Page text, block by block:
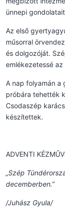
ünnepi
Az első
műsorral
és dolgozóját.
emlékezetessé
A nap folyamán a
próbára tehették
Csodaszép
készítettek.
ADVENTI
„Szép
decemberben.”
/Juhász Gyula/